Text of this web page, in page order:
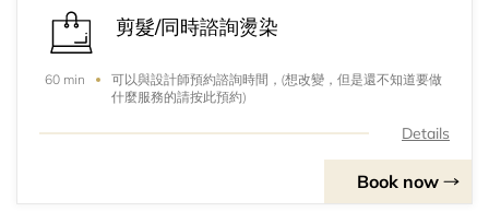
剪髮/同時諮詢燙染
60 min
可以與設計師預約諮詢時間，(想改變，但是還不知道要做
什麼服務的請按此預約)
Details
Book now